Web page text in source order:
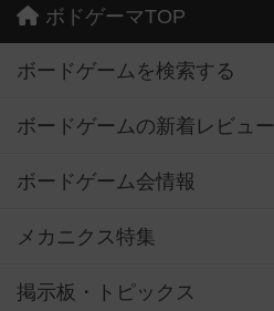
ボドゲーマTOP
ボードゲームを検索する
ボードゲームの新着レビュー
ボードゲーム会情報
メカニクス特集
掲示板・トピックス